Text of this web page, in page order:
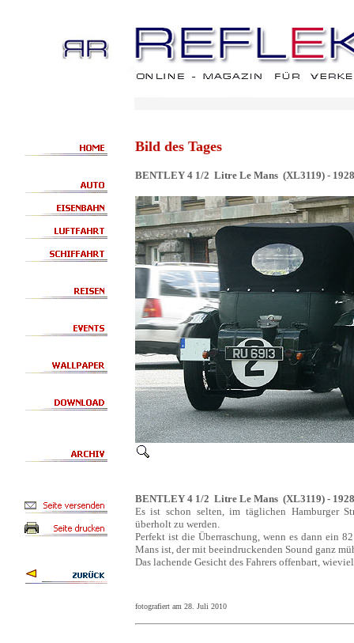
Bild des Tages
BENTLEY 4 1/2 Litre Le Mans (XL3119) - 1928
BENTLEY 4 1/2 Litre Le Mans (XL3119) - 1928
Es ist schon selten, im täglichen Hamburger
überholt zu werden.
Perfekt ist die Überraschung, wenn es dann ein
Mans ist, der mit beeindruckenden Sound ganz
Das lachende Gesicht des Fahrers offenbart,
fotografiert am 28. Juli 2010